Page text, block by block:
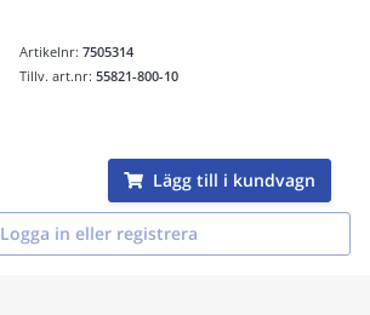
Artikelnr:7505314
Tillv. art.nr:55821-800-10
Lägg till i kundvagn
Logga in eller registrera